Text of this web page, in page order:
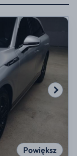
Powiększ